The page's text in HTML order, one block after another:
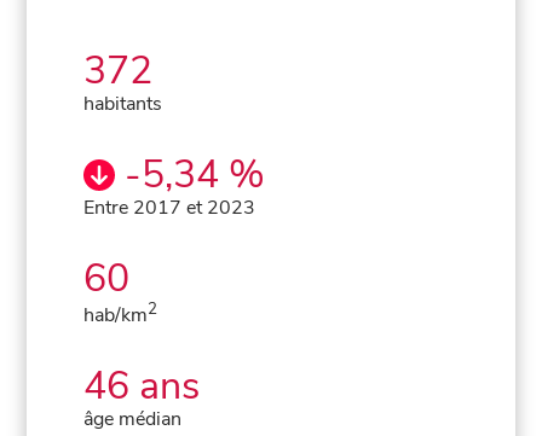
372
habitants
-5,34 %
Entre 2017 et 2023
60
hab/km2
46 ans
âge médian